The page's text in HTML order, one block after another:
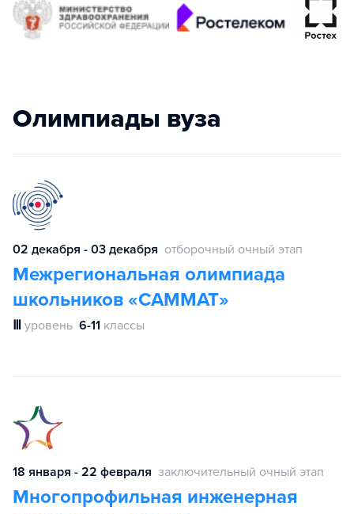
Олимпиады вуза
02 декабря - 03 декабря отборочный очный этап
Межрегиональная олимпиада
школьников «САММАТ»
Ⅲ уровень 6-11 классы
18 января - 22 февраля заключительный очный этап
Многопрофильная инженерная